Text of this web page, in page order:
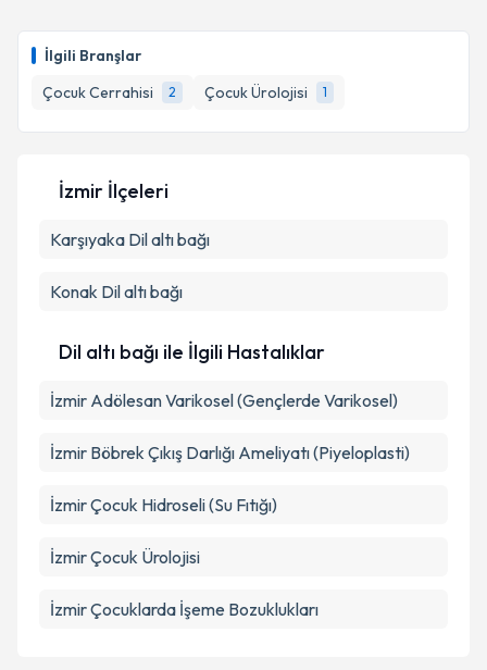
İlgili Branşlar
Çocuk Cerrahisi
2 Çocuk Ürolojisi 1
E-posta Adresiniz
Kişisel verilerimin işlenmesine ilişkin
Metni'ni okudum ve kişisel verilerimin belirtilen
Takvim Talebini Gönder
İzmir İlçeleri
Karşıyaka Dil altı bağı
Konak Dil altı bağı
Dil altı bağı ile İlgili Hastalıklar
İzmir Adölesan Varikosel (Gençlerde Varikosel)
İzmir Böbrek Çıkış Darlığı Ameliyatı (Piyeloplasti)
İzmir Çocuk Hidroseli (Su Fıtığı)
İzmir Çocuk Ürolojisi
İzmir Çocuklarda İşeme Bozuklukları